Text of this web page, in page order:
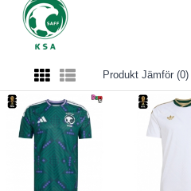
Produkt Jämför (0)